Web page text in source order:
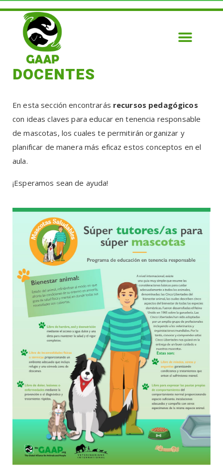
DOCENTES
En esta sección encontrarás recursos pedagógicos
con ideas claves para educar en tenencia responsable
de mascotas, los cuales te permitirán organizar y
planificar de manera más eficaz estos conceptos en el
aula.
¡Esperamos sean de ayuda!